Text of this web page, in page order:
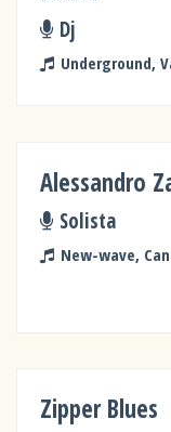
Dj
Underground,
Alessandro
Solista
New-wave,
Zipper Blues